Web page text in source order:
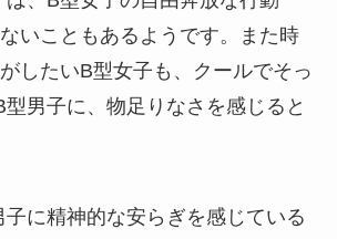
いこともあるようです。また時
したいB型女子も、クールでそっ
男子に、物足りなさを感じると
に精神的な安らぎを感じている